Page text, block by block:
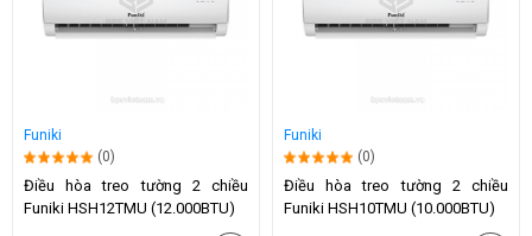
Funiki
(0)
Điều hòa treo tường 2 chiều
Funiki HSH12TMU (12.000BTU)
Funiki
(0)
Điều hòa treo tường 2 chiều
Funiki HSH10TMU (10.000BTU)